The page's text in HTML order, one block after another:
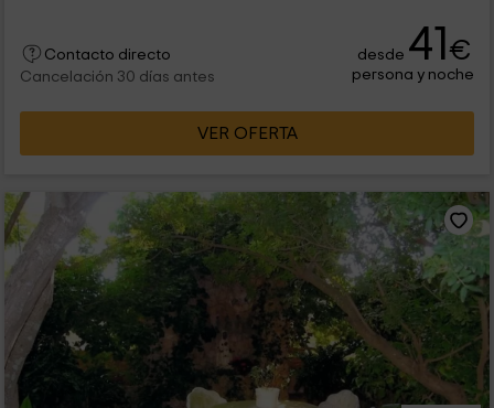
Contacto directo
Cancelación 30 días antes
desde 41€
persona y noche
VER OFERTA